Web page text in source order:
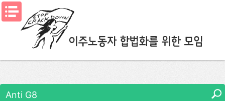
메뉴열기